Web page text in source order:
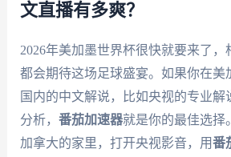
文直播有多爽？
2026年美加墨世界杯很快就要来了，
都会期待这场足球盛宴。如果你在美
国内的中文解说，比如央视的专业解
分析， 番茄加速器就是你的最佳选择
加拿大的家里，打开央视影音，用番